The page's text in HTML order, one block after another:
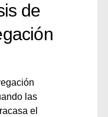
de
las
el